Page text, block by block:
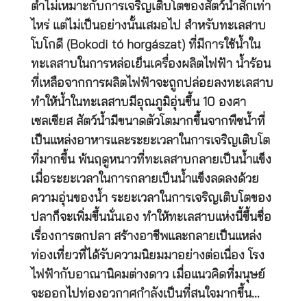
ต่ำไม่เหมาะกับการเจริญเติบโตของสัตว์น้ำสักเท่า
ไหร่ แต่ไม่เป็นอย่างนั้นเสมอไป สำหรับทะเลสาบ
โบโกดี (Bokodi tó horgászat) ที่มีการใช้น้ำใน
ทะเลสาบในการหล่อเย็นเครื่องผลิตไฟฟ้า น้ำร้อน
ที่เหลือจากการผลิตไฟฟ้าจะถูกปล่อยลงทะเลสาบ
ทำให้น้ำในทะเลสาบมีอุณภูมิอุ่นขึ้น 10 องศา
เซลเซียส สัตว์น้ำมีขนาดตัวโตมากขึ้นจากพืชน้ำที่
เป็นแหล่งอาหารและระยะเวลาในการเจริญเติบโต
ที่มากขึ้น พ้นฤดูหนาวที่ทะเลสาบกลายเป็นน้ำแข็ง
เมื่อระยะเวลาในการกลายเป็นน้ำแข็งลดลงด้วย
ความอุ่นของน้ำ ระยะเวลาในการเจริญเติบโตของ
ปลาก็จะเพิ่มขึ้นนั่นเอง ทำให้ทะเลสาบแห่งนี้ขึ้นชื่อ
เรื่องการตกปลา สร้างอาชีพและกลายเป็นแหล่ง
ท่องเที่ยวที่ได้รับความนิยมมาอย่างต่อเนื่อง โรง
ไฟฟ้ากับอาณานิคมต่างดาว เมื่อแนวคิดที่มนุษย์
จะออกไปท่องอวกาศกำลังเป็นที่สนใจมากขึ้น…